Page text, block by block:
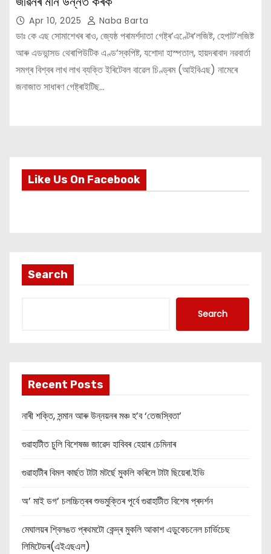
Apr 10, 2025 Naba Barta
ডাঃ কে এছ সোমাশেখৰ ৰাও, জ্যেষ্ঠ পৰামৰ্শদাতা গেষ্ট্ৰ’এণ্টেৰ’লজিষ্ট, হেপাট’লজিষ্ট
আৰু এডভান্সড থেৰাপিউটিক এণ্ড’স্কপিষ্ট, যশোদা হাস্পতাল, হায়দৰাবাদ নৱবার্তা
সমগ্ৰ বিশ্বৰ লাখ লাখ ব্যক্তি ইৰিটেবল বাৱেল চিণ্ড্ৰম (আইবিএছ) নামেৰে
জনাজাত সাধাৰণ গেষ্ট্ৰাইটিছ…
Like Us On Facebook
Search
Search
Recent Posts
নাৰী শক্তি, সন্মান আৰু উন্নয়নৰ মঞ্চ হ’ব ‘তেজস্বিতা’
গুৱাহাটীত চুলি বিশেষজ্ঞ জাৱেদ হাবিবৰ হেয়াৰ চেমিনাৰ
গুৱাহাটীৰ বিমল কাৰ্ছত টাটা মটৰ্ছে মুকলি কৰিলে টাটা ছিয়েৰা.ইভি
অ’ মাই ডগ’ চলচ্চিত্ৰৰ শুভমুক্তিৰ পূৰ্বে গুৱাহাটীত বিশেষ প্ৰদৰ্শন
মেঘালয়ৰ শ্বিলঙত প্ৰথমটো কেন্দ্ৰ মুকলি আকাশ এডুকেচনেল চাৰ্ভিচেছ
লিমিটেডৰ(এইএছএল)